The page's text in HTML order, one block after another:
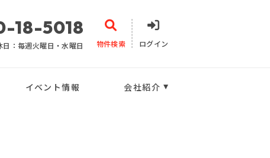
18-5018
日：毎週火曜日・水曜日 物件検索 ログイン
イベント情報 会社紹介